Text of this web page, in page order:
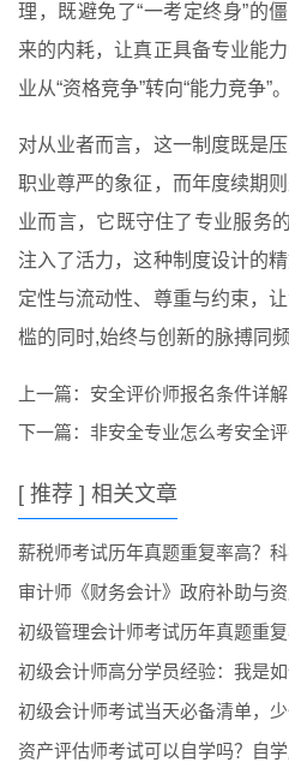
理，既避免了“一考定终身”的
来的内耗，让真正具备专业能
业从“资格竞争”转向“能力竞争”。
对从业者而言，这一制度既是
职业尊严的象征，而年度续期
业而言，它既守住了专业服务
注入了活力，这种制度设计的
定性与流动性、尊重与约束，
槛的同时,始终与创新的脉搏同频
上一篇： 安全评价师报名条件详
下一篇： 非安全专业怎么考安全
[ 推荐 ] 相关文章
薪税师考试历年真题重复率高？
审计师《财务会计》政府补助与
初级管理会计师考试历年真题重
初级会计师高分学员经验：我是
初级会计师考试当天必备清单，
资产评估师考试可以自学吗？自